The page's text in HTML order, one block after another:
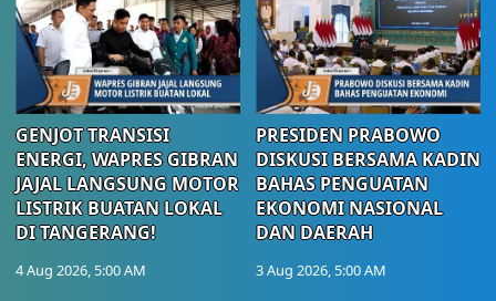
GENJOT TRANSISI
ENERGI, WAPRES GIBRAN
JAJAL LANGSUNG MOTOR
LISTRIK BUATAN LOKAL
DI TANGERANG!
4 Aug 2026, 5:00 AM
PRESIDEN PRABOWO
DISKUSI BERSAMA KADIN
BAHAS PENGUATAN
EKONOMI NASIONAL
DAN DAERAH
3 Aug 2026, 5:00 AM